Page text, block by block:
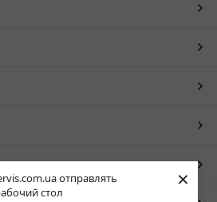
отправлять
стол
×